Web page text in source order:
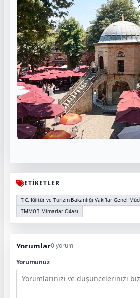
ETİKETLER
T.C. Kültür ve Turizm Bakanlığı Vakıflar Genel Müd
TMMOB Mimarlar Odası
Yorumlar0 yorum
Yorumunuz